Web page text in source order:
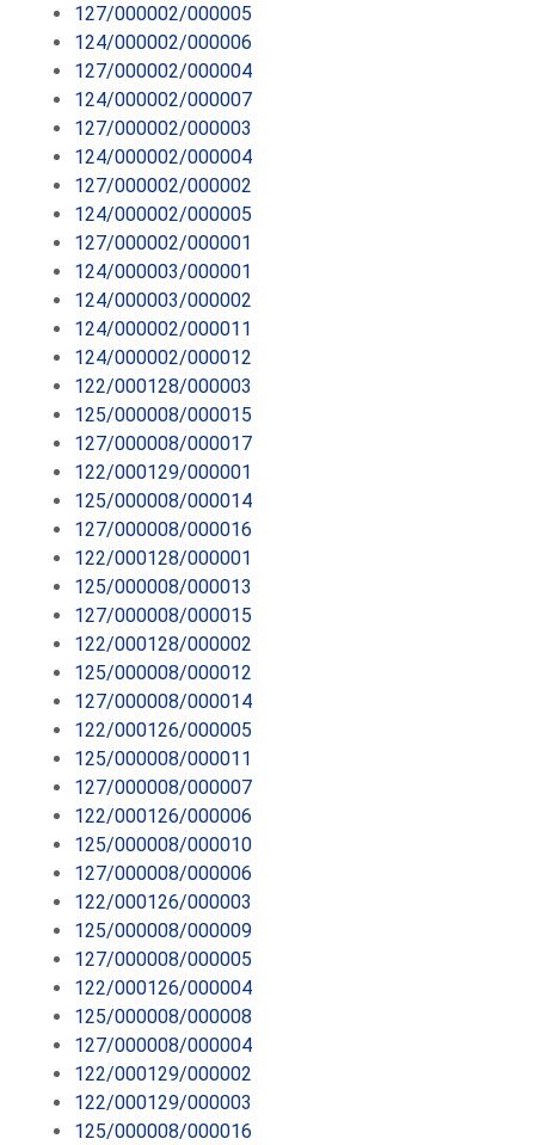
127/000002/000005
124/000002/000006
127/000002/000004
124/000002/000007
127/000002/000003
124/000002/000004
127/000002/000002
124/000002/000005
127/000002/000001
124/000003/000001
124/000003/000002
124/000002/000011
124/000002/000012
122/000128/000003
125/000008/000015
127/000008/000017
122/000129/000001
125/000008/000014
127/000008/000016
122/000128/000001
125/000008/000013
127/000008/000015
122/000128/000002
125/000008/000012
127/000008/000014
122/000126/000005
125/000008/000011
127/000008/000007
122/000126/000006
125/000008/000010
127/000008/000006
122/000126/000003
125/000008/000009
127/000008/000005
122/000126/000004
125/000008/000008
127/000008/000004
122/000129/000002
122/000129/000003
125/000008/000016